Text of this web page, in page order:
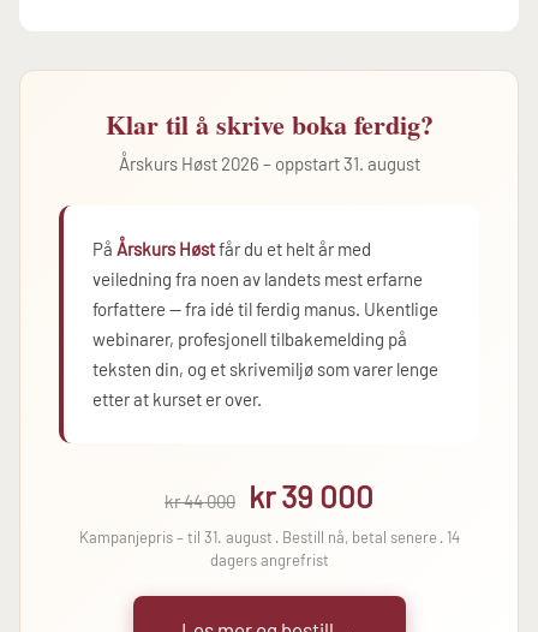
Klar til å skrive boka ferdig?
Årskurs Høst 2026 – oppstart 31. august
På Årskurs Høstfår du et helt år med
veiledning fra noen av landets mest erfarne
forfattere — fra idé til ferdig manus. Ukentlige
webinarer, profesjonell tilbakemelding på
teksten din, og et skrivemiljø som varer lenge
etter at kurset er over.
kr 44 000 kr 39 000
Kampanjepris – til 31. august · Bestill nå, betal senere · 14
dagers angrefrist